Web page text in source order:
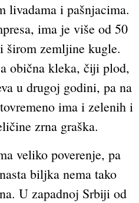
livadama i pašnjacima.
ima je više od 50
širom zemljine kugle.
obična kleka, čiji plod,
u drugoj godini, pa na
ima i zelenih i
zrna graška.
veliko poverenje, pa
biljka nema tako
U zapadnoj Srbiji od